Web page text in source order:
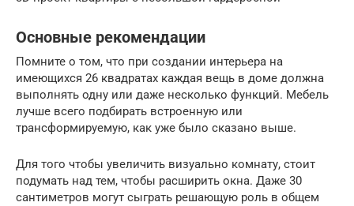
Основные рекомендации
Помните о том, что при создании интерьера на
имеющихся 26 квадратах каждая вещь в доме должна
выполнять одну или даже несколько функций. Мебель
лучше всего подбирать встроенную или
трансформируемую, как уже было сказано выше.
Для того чтобы увеличить визуально комнату, стоит
подумать над тем, чтобы расширить окна. Даже 30
сантиметров могут сыграть решающую роль в общем